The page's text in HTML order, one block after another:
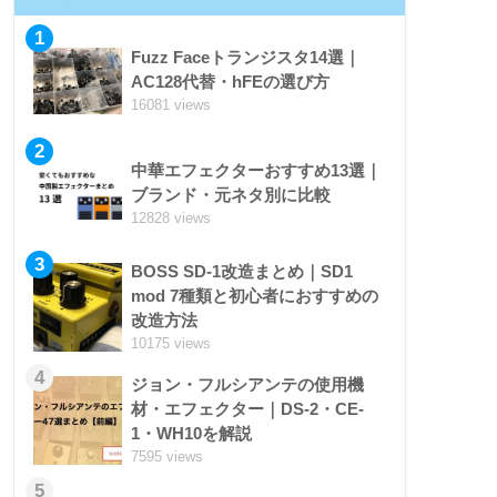
1
Fuzz Faceトランジスタ14選｜
AC128代替・hFEの選び方
16081 views
2
中華エフェクターおすすめ13選｜
ブランド・元ネタ別に比較
12828 views
3
BOSS SD-1改造まとめ｜SD1
mod 7種類と初心者におすすめの
改造方法
10175 views
4
ジョン・フルシアンテの使用機
材・エフェクター｜DS-2・CE-
1・WH10を解説
7595 views
5